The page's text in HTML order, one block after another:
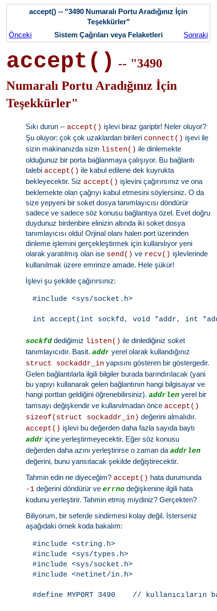
accept() -- "3490 Numaralı Portu Aradığınız İçin
Teşekkürler"
Önceki
Sistem Çağrıları veya Felaketleri Sonraki
accept() -- "3490
Numaralı Portu Aradığınız İçin
Teşekkürler"
Sıkı durun -- accept() işlevi biraz gariptir! Neler oluyor?
Şu oluyor: çok çok uzaklardan birileri connect() işevi ile
sizin makinanızda sizin listen() ile dinlemekte
olduğunuz bir porta bağlanmaya çalışıyor. Bu bağlantı
talebi accept() ile kabul edilene dek kuyrukta
bekleyecektir. Siz accept() işlevini çağırırsınız ve ona
beklemekte olan çağrıyı kabul etmesini söylersiniz. O da
size yepyeni bir soket dosya tanımlayıcısı döndürür
sadece ve sadece söz konusu bağlantıya özel. Evet doğru
duydunuz birdenbire elinizin altında iki soket dosya
tanımlayıcısı oldu! Orjinal olanı halen port üzerinden
dinleme işlemini gerçekleştirmek için kullanılıyor yeni
olarak yaratılmış olan ise send() ve recv() işlevlerinde
kullanılmak üzere emrinize amade. Hele şükür!
İşlevi şu şekilde çağırırsınız:
#include <sys/socket.h>
sockfddediğimiz listen() ile dinlediğiniz soket
tanımlayıcıdır. Basit.addr yerel olarak kullandığınız
struct sockaddr_in yapısını gösteren bir göstergedir.
Gelen bağlantılarla ilgili bilgiler burada barındırılacak (yani
bu yapıyı kullanarak gelen bağlantının hangi bilgisayar ve
hangi porttan geldiğini öğrenebilirsiniz).addrlen yerel bir
tamsayı değişkendir ve kullanılmadan önce accept()
sizeof(struct sockaddr_in) değerini almalıdır.
accept() işlevi bu değerden daha fazla sayıda baytı
addr içine yerleştirmeyecektir. Eğer söz konusu
değerden daha azını yerleştirirse o zaman daaddrlen
değerini, bunu yansıtacak şekilde değiştirecektir.
Tahmin edin ne diyeceğim? accept() hata durumunda
-1 değerini döndürür veerrno değişkenine ilgili hata
kodunu yerleştirir. Tahmin etmiş miydiniz? Gerçekten?
Biliyorum, bir seferde sindirmesi kolay değil. İsterseniz
aşağıdaki örnek koda bakalım:
#include <string.h>
#include <sys/types.h>
#include <sys/socket.h>
#include <netinet/in.h>
#define MYPORT 3490    // kullanıcıların